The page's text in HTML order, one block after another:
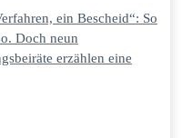
ein Bescheid“: So
Doch neun
erzählen eine